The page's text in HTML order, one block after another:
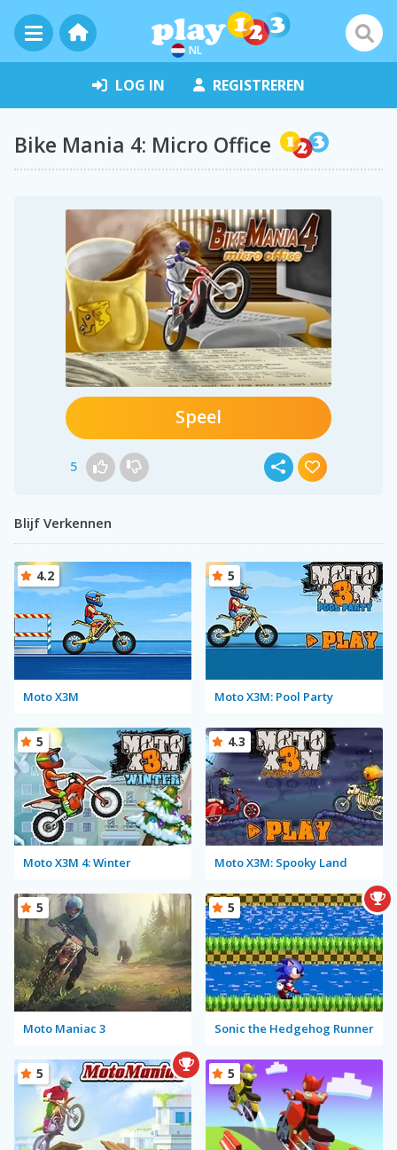
NL
LOG IN REGISTREREN
Bike Mania 4: Micro Office
Speel
5
Blijf Verkennen
Moto X3M
4.2
Moto X3M: Pool Party
5
Moto X3M 4: Winter
5
Moto X3M: Spooky Land
4.3
Moto Maniac 3
5
Sonic the Hedgehog Runner
5
5 5